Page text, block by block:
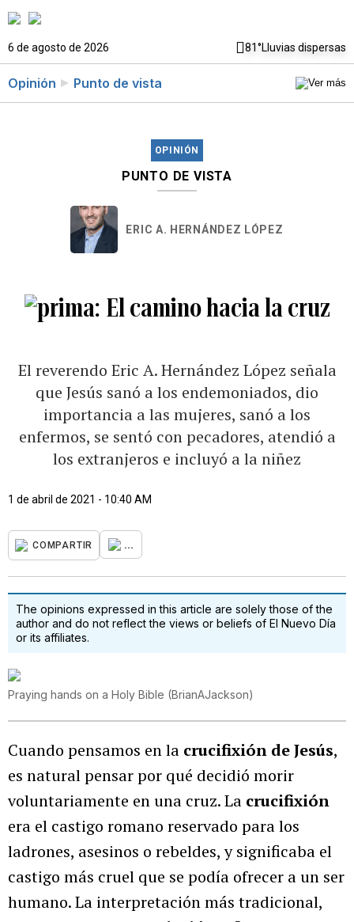
6 de agosto de 2026 81°Lluvias dispersas
Opinión Punto de vista
OPINIÓN
PUNTO DE VISTA
ERIC A. HERNÁNDEZ LÓPEZ
El camino hacia la cruz
El reverendo Eric A. Hernández López señala
que Jesús sanó a los endemoniados, dio
importancia a las mujeres, sanó a los
enfermos, se sentó con pecadores, atendió a
los extranjeros e incluyó a la niñez
1 de abril de 2021 - 10:40 AM
COMPARTIR ...
The opinions expressed in this article are solely those of the
author and do not reflect the views or beliefs of El Nuevo Día
or its affiliates.
Praying hands on a Holy Bible (BrianAJackson)
Cuando pensamos en la crucifixión de Jesús,
es natural pensar por qué decidió morir
voluntariamente en una cruz. La crucifixión
era el castigo romano reservado para los
ladrones, asesinos o rebeldes, y significaba el
castigo más cruel que se podía ofrecer a un ser
humano. La interpretación más tradicional,